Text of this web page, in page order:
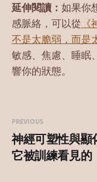
延伸閱讀： 如果你
感脈絡，可以從
不是太脆弱，而是
敏感、焦慮、睡眠
響你的狀態。
PREVIOUS
神經可塑性與顯
它被訓練看見的